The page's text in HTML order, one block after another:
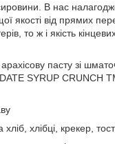
В нас
якості від прямих
то ж і якість
пасту зі
SYRUP CRUNCH
хлібці, крекер,